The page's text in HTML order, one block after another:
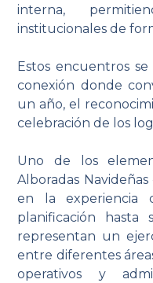
interna,
institucionales de
Estos encuentros
conexión donde
un año, el
celebración de los
Uno de los
Alboradas
en la experiencia
planificación hasta
representan un
entre diferentes
operativos y